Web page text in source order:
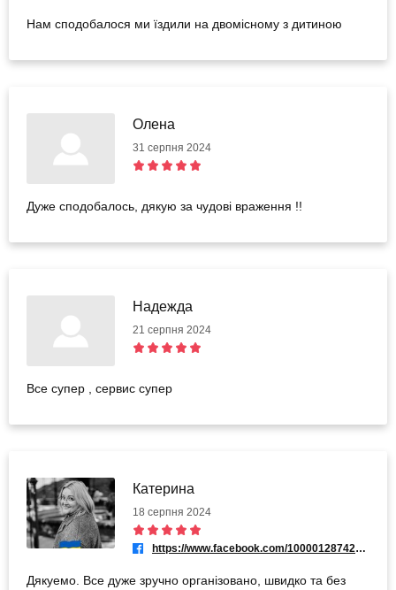
Нам сподобалося ми їздили на двомісному з дитиною
Олена
31 серпня 2024
Дуже сподобалось, дякую за чудові враження !!
Надежда
21 серпня 2024
Все супер , сервис супер
Катерина
18 серпня 2024
https://www.facebook.com/100001287426434
Дякуемо. Все дуже зручно організовано, швидко та без